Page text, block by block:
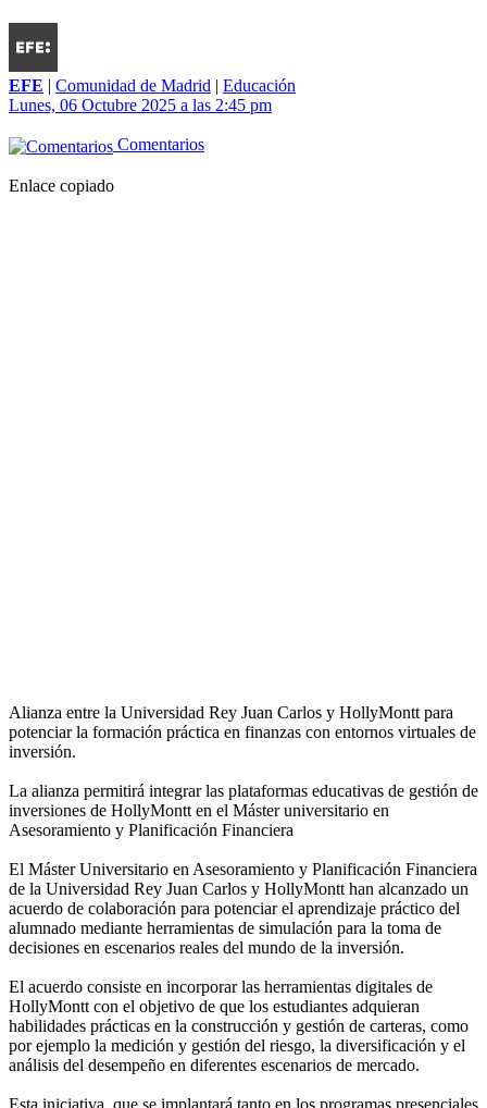
EFE | Comunidad de Madrid | Educación
Lunes, 06 Octubre 2025 a las 2:45 pm
Comentarios
Enlace copiado
Alianza entre la Universidad Rey Juan Carlos y HollyMontt para
potenciar la formación práctica en finanzas con entornos virtuales de
inversión.
La alianza permitirá integrar las plataformas educativas de gestión de
inversiones de HollyMontt en el Máster universitario en
Asesoramiento y Planificación Financiera
El Máster Universitario en Asesoramiento y Planificación Financiera
de la Universidad Rey Juan Carlos y HollyMontt han alcanzado un
acuerdo de colaboración para potenciar el aprendizaje práctico del
alumnado mediante herramientas de simulación para la toma de
decisiones en escenarios reales del mundo de la inversión.
El acuerdo consiste en incorporar las herramientas digitales de
HollyMontt con el objetivo de que los estudiantes adquieran
habilidades prácticas en la construcción y gestión de carteras, como
por ejemplo la medición y gestión del riesgo, la diversificación y el
análisis del desempeño en diferentes escenarios de mercado.
Esta iniciativa, que se implantará tanto en los programas presenciales